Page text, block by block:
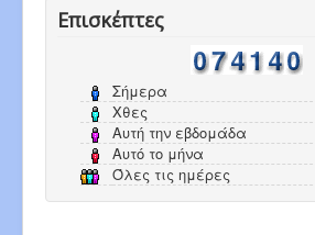
Επισκέπτες
Σήμερα
Χθες
Αυτή την εβδομάδα
Αυτό το μήνα
Όλες τις ημέρες